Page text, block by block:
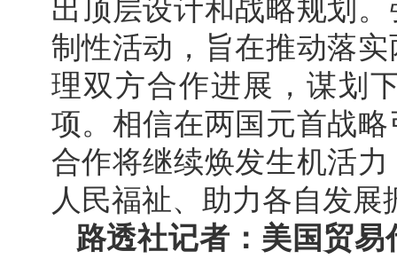
出顶层设计和战略规划
制性活动，旨在推动落
理双方合作进展，谋划
项。相信在两国元首战
合作将继续焕发生机活
人民福祉、助力各自发
路透社记者：美国贸